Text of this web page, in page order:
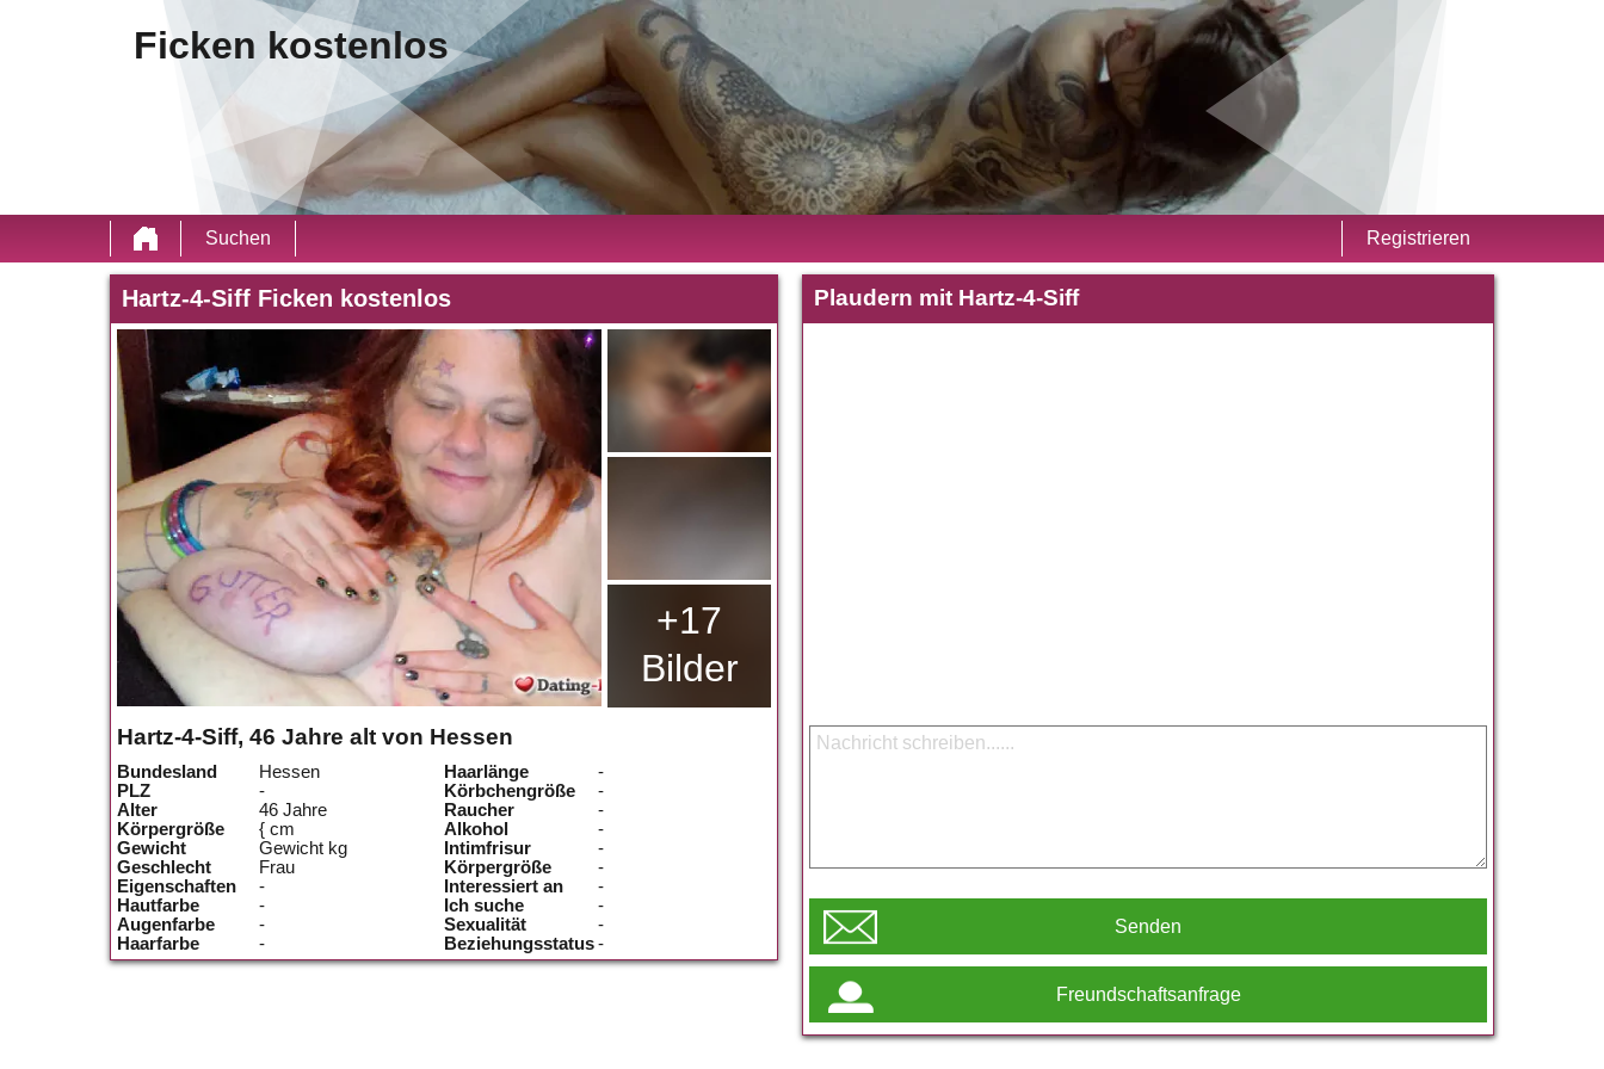
Ficken kostenlos
Suchen Registrieren
Hartz-4-Siff Ficken kostenlos
+17
Bilder
Hartz-4-Siff, 46 Jahre alt von Hessen
Bundesland
Hessen
PLZ
-
Alter
46 Jahre
Körpergröße
{ cm
Gewicht
Gewicht kg
Geschlecht
Frau
Eigenschaften
-
Hautfarbe
-
Augenfarbe
-
Haarfarbe
-
Haarlänge
-
Körbchengröße
-
Raucher
-
Alkohol
-
Intimfrisur
-
Körpergröße
-
Interessiert an
-
Ich suche
-
Sexualität
-
Beziehungsstatus-
Plaudern mit Hartz-4-Siff
Senden
Freundschaftsanfrage